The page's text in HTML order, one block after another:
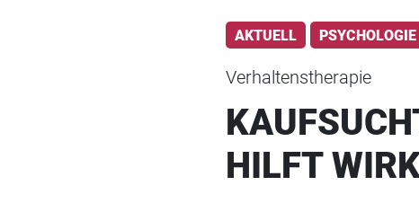
AKTUELL PSYCHOLOGIE
Verhaltenstherapie
HILFT